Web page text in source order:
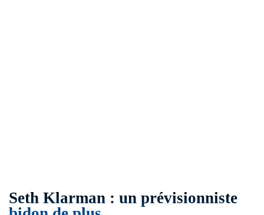
Seth Klarman : un prévisionniste